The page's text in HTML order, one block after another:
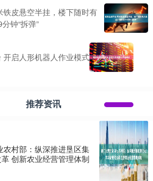
铁皮悬空半挂，楼下随时有
钟“拆弹”
开启人形机器人作业模式
推荐资讯
农村部：纵深推进垦区集
创新农业经营管理体制